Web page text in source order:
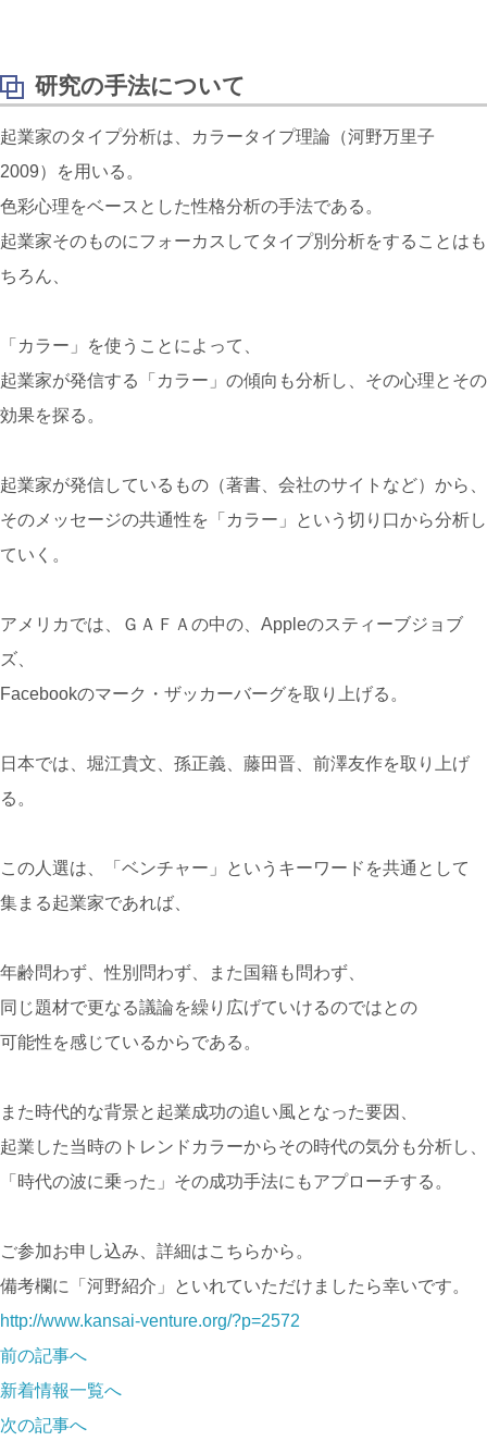
研究の手法について
起業家のタイプ分析は、カラータイプ理論（河野万里子
2009）を用いる。
色彩心理をベースとした性格分析の手法である。
起業家そのものにフォーカスしてタイプ別分析をすることはも
ちろん、
「カラー」を使うことによって、
起業家が発信する「カラー」の傾向も分析し、その心理とその
効果を探る。
起業家が発信しているもの（著書、会社のサイトなど）から、
そのメッセージの共通性を「カラー」という切り口から分析し
ていく。
アメリカでは、ＧＡＦＡの中の、Appleのスティーブジョブ
ズ、
Facebookのマーク・ザッカーバーグを取り上げる。
日本では、堀江貴文、孫正義、藤田晋、前澤友作を取り上げ
る。
この人選は、「ベンチャー」というキーワードを共通として
集まる起業家であれば、
年齢問わず、性別問わず、また国籍も問わず、
同じ題材で更なる議論を繰り広げていけるのではとの
可能性を感じているからである。
また時代的な背景と起業成功の追い風となった要因、
起業した当時のトレンドカラーからその時代の気分も分析し、
「時代の波に乗った」その成功手法にもアプローチする。
ご参加お申し込み、詳細はこちらから。
備考欄に「河野紹介」といれていただけましたら幸いです。
http://www.kansai-venture.org/?p=2572
前の記事へ
新着情報一覧へ
次の記事へ